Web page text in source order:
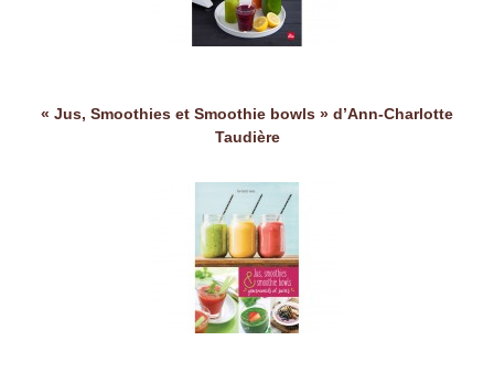
« Jus, Smoothies et Smoothie bowls » d’Ann-Charlotte
Taudière